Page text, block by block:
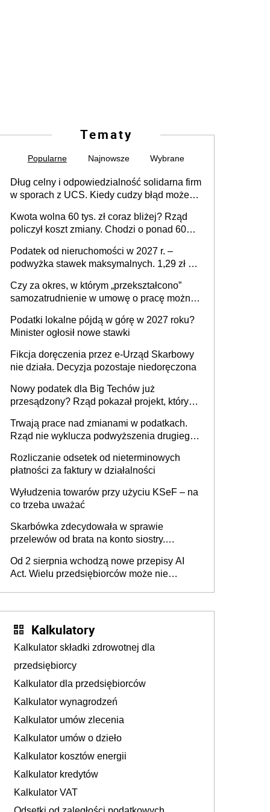
Tematy
Popularne Najnowsze Wybrane
Dług celny i odpowiedzialność solidarna firm
w sporach z UCS. Kiedy cudzy błąd może
Kwota wolna 60 tys. zł coraz bliżej? Rząd
policzył koszt zmiany. Chodzi o ponad 60
Podatek od nieruchomości w 2027 r. –
podwyżka stawek maksymalnych. 1,29 zł za
budynków i lokali związanych z
prowadzeniem działalności gospodarczej
Czy za okres, w którym „przekształcono”
samozatrudnienie w umowę o pracę można
umowy cywilnoprawnej jedynym
racjonalnym wyjściem
Podatki lokalne pójdą w górę w 2027 roku?
Minister ogłosił nowe stawki
Fikcja doręczenia przez e-Urząd Skarbowy
nie działa. Decyzja pozostaje niedoręczona
Nowy podatek dla Big Techów już
przesądzony? Rząd pokazał projekt, który
Trwają prace nad zmianami w podatkach.
Rząd nie wyklucza podwyższenia drugiego
Rozliczanie odsetek od nieterminowych
płatności za faktury w działalności
Wyłudzenia towarów przy użyciu KSeF – na
co trzeba uważać
Skarbówka zdecydowała w sprawie
przelewów od brata na konto siostry.
darowizna, ale podatku jednak nie będzie
Od 2 sierpnia wchodzą nowe przepisy AI
Act. Wielu przedsiębiorców może nie
Kalkulatory
Kalkulator składki zdrowotnej dla
przedsiębiorcy
Kalkulator dla przedsiębiorców
Kalkulator wynagrodzeń
Kalkulator umów zlecenia
Kalkulator umów o dzieło
Kalkulator kosztów energii
Kalkulator kredytów
Kalkulator VAT